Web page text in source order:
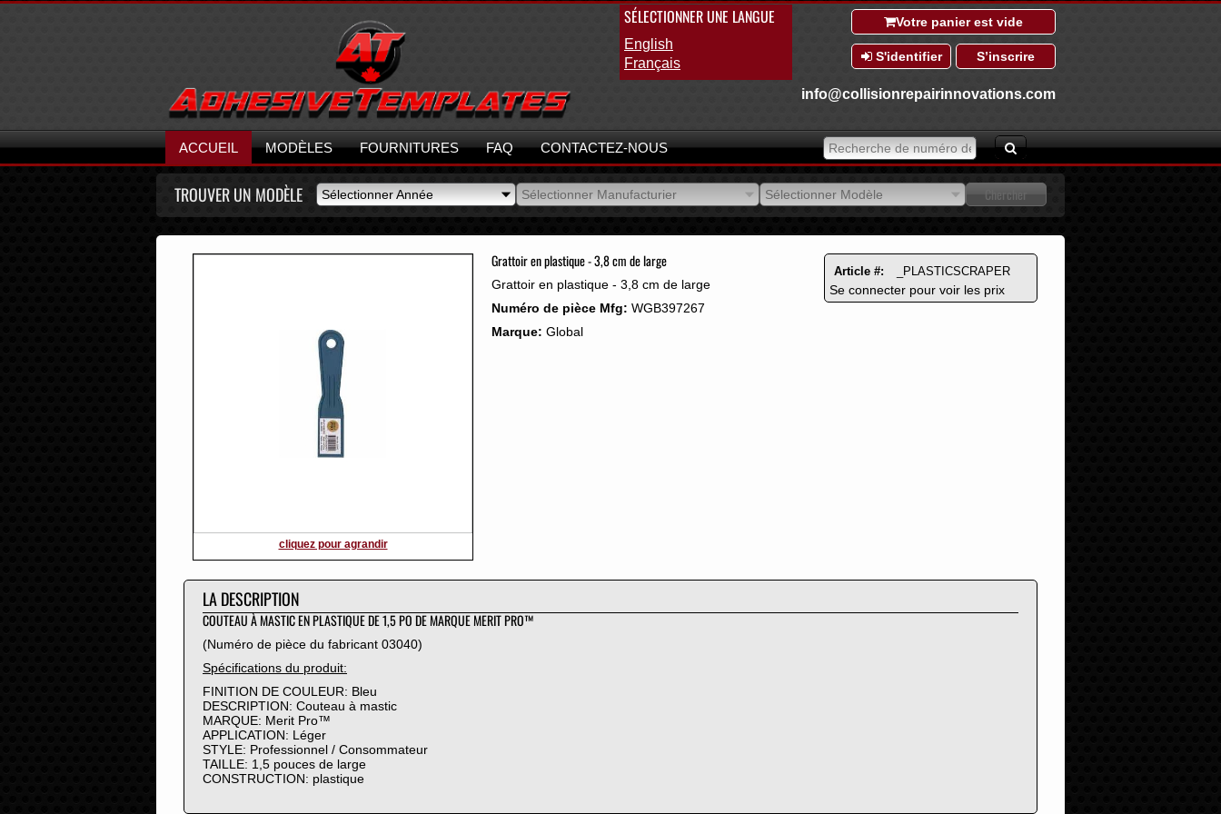
SÉLECTIONNER UNE LANGUE
English
Français
Votre panier est vide
S'identifier S’inscrire
info@collisionrepairinnovations.com
ACCUEIL MODÈLES FOURNITURES FAQ CONTACTEZ-NOUS
TROUVER UN MODÈLE
Sélectionner Année
Sélectionner Année
2026
2025
2021
2020
2019
2018
2017
2016
2015
2010
2009
2008
2006
2003
2002
2001
2000
1999
1998
1997
Sélectionner Manufacturier
Sélectionner Manufacturier
Sélectionner Modèle
Sélectionner Modèle
cliquez pour agrandir
Grattoir en plastique - 3,8 cm de large
Grattoir en plastique - 3,8 cm de large
Numéro de pièce Mfg: WGB397267
Marque: Global
Article #: _PLASTICSCRAPER
Se connecter pour voir les prix
LA DESCRIPTION
COUTEAU À MASTIC EN PLASTIQUE DE 1,5 PO DE MARQUE MERIT PRO™
(Numéro de pièce du fabricant 03040)
Spécifications du produit:
FINITION DE COULEUR: Bleu
DESCRIPTION: Couteau à mastic
MARQUE: Merit Pro™
APPLICATION: Léger
STYLE: Professionnel / Consommateur
TAILLE: 1,5 pouces de large
CONSTRUCTION: plastique